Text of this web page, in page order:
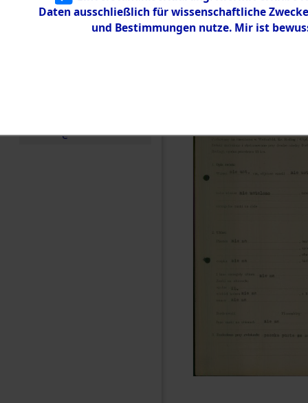
5.3.3
Todesmärsch
e
0002
Daten ausschließlich für wissenschaftliche
und Bestimmungen nutze. Mir ist